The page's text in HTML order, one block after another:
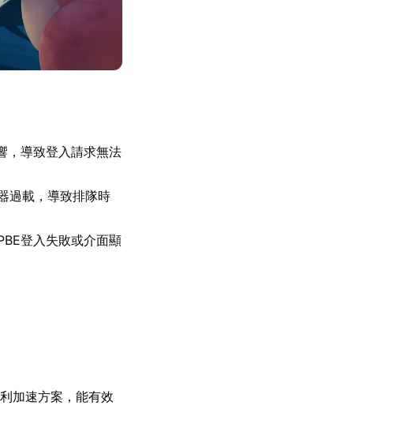
，導致登入請求無法
過載，導致排隊時
登入失敗或介面顯
加速方案，能有效